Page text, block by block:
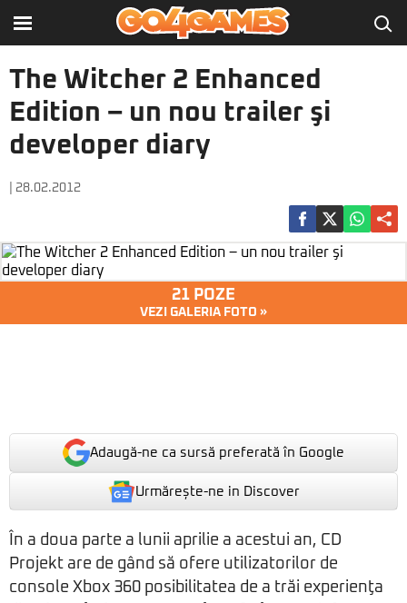
The Witcher 2 Enhanced
Edition – un nou trailer şi
developer diary
| 28.02.2012
21 POZE
VEZI GALERIA FOTO »
Adaugă-ne ca sursă preferată în Google
Urmărește-ne in Discover
În a doua parte a lunii aprilie a acestui an, CD
Projekt are de gând să ofere utilizatorilor de
console Xbox 360 posibilitatea de a trăi experienţa